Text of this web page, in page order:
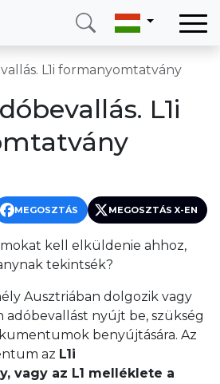
Bejelentkezés
E-mail
info@neotax.eu
L1i formanyomtatvány
L1i
MEGOSZTÁS MEGOSZTÁS X-EN
kell elküldenie ahhoz,
tekintsék?
Ausztriában dolgozik vagy
adóbevallást nyújt be, szükség
benyújtására. Az
az L1i
vagy az L1 melléklete a